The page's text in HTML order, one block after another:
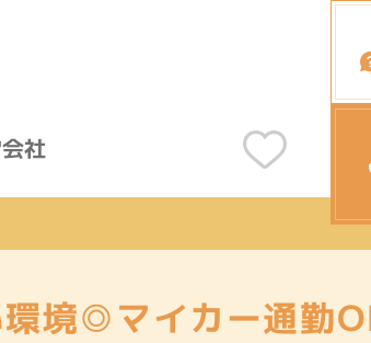
社
境◎マイカー通勤